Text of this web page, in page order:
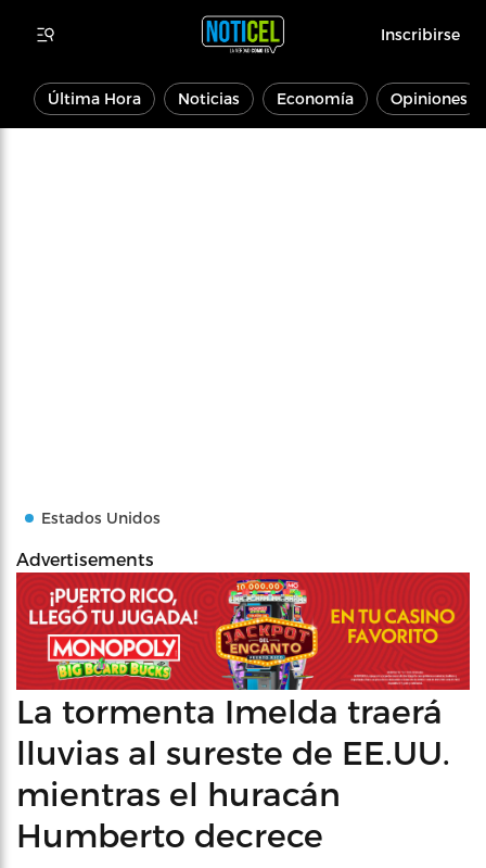
Inscribirse
Última Hora Noticias Economía Opiniones
Estados Unidos
Advertisements
La tormenta Imelda traerá
lluvias al sureste de EE.UU.
mientras el huracán
Humberto decrece